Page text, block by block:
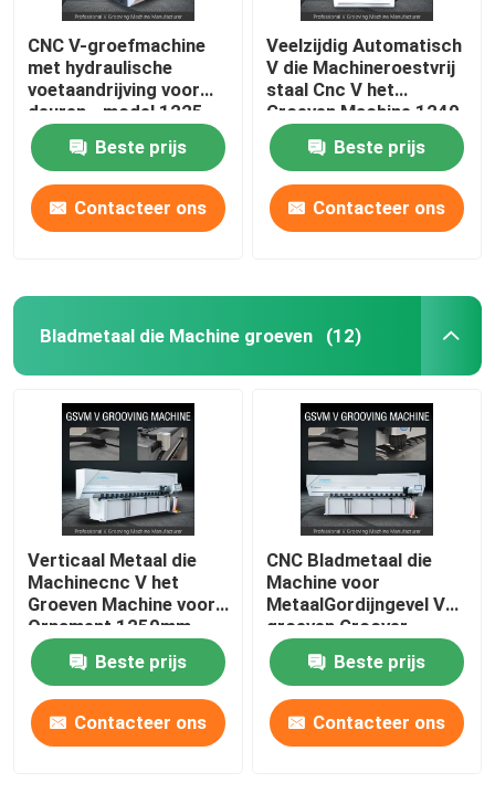
CNC V-groefmachine
met hydraulische
voetaandrijving voor
deuren - model 1225
Beste prijs
Contacteer ons
Veelzijdig Automatisch
V die Machineroestvrij
staal Cnc V het
Groeven Machine 1240
groeven
Beste prijs
Contacteer ons
Bladmetaal die Machine groeven (12)
Verticaal Metaal die
Machinecnc V het
Groeven Machine voor
Ornament 1250mm
groeven
Beste prijs
Contacteer ons
CNC Bladmetaal die
Machine voor
MetaalGordijngevel V
groeven Groover-
Machine 1240
Beste prijs
Contacteer ons